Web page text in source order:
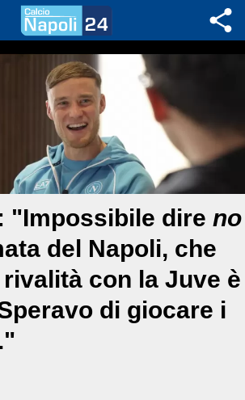
"Impossibile dire no
del Napoli, che
con la Juve è
di giocare i